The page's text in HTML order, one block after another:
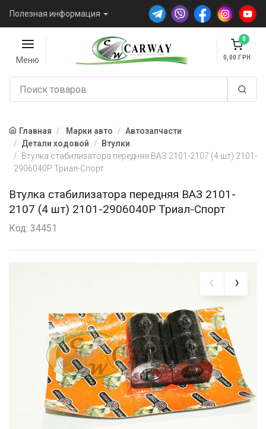
Полезная информация
Меню
0
0,00
Главная Марки авто
Автозапчасти
Детали ходовой
Втулки
Втулка стабилизатора передняя ВАЗ 2101-2107 (4 шт) 2101-
2906040Р Триал-Спорт
Втулка стабилизатора передняя ВАЗ 2101-
2107 (4 шт) 2101-2906040Р Триал-Спорт
Код: 34451